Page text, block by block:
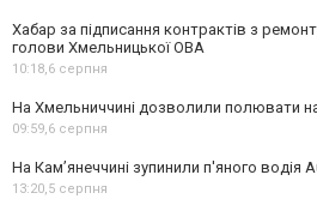
Хабар за підписання контрактів з
голови Хмельницької ОВА
10:18,6 серпня
На Хмельниччині дозволили полювати
09:59,6 серпня
На Камʼянеччині зупинили п'яного водія
13:20,5 серпня